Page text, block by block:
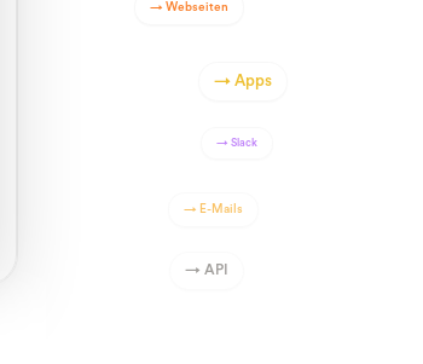
→ Webseiten
→ Apps
→ Slack
→ E-Mails
→ API